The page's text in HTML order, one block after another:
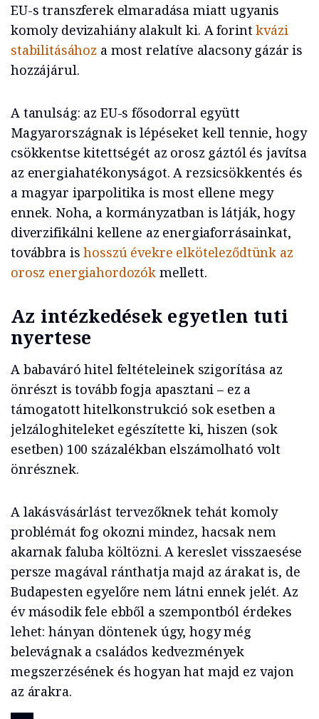
EU-s transzferek elmaradása miatt ugyanis
komoly devizahiány alakult ki. A forintkvázi
stabilitásához a most relatíve alacsony gázár is
hozzájárul.
A tanulság: az EU-s fősodorral együtt
Magyarországnak is lépéseket kell tennie, hogy
csökkentse kitettségét az orosz gáztól és javítsa
az energiahatékonyságot. A rezsicsökkentés és
a magyar iparpolitika is most ellene megy
ennek. Noha, a kormányzatban is látják, hogy
diverzifikálni kellene az energiaforrásainkat,
továbbra ishosszú évekre elköteleződtünk az
orosz energiahordozókmellett.
Az intézkedések egyetlen tuti
nyertese
A babaváró hitel feltételeinek szigorítása az
önrészt is tovább fogja apasztani – ez a
támogatott hitelkonstrukció sok esetben a
jelzáloghiteleket egészítette ki, hiszen (sok
esetben) 100 százalékban elszámolható volt
önrésznek.
A lakásvásárlást tervezőknek tehát komoly
problémát fog okozni mindez, hacsak nem
akarnak faluba költözni. A kereslet visszaesése
persze magával ránthatja majd az árakat is, de
Budapesten egyelőre nem látni ennek jelét. Az
év második fele ebből a szempontból érdekes
lehet: hányan döntenek úgy, hogy még
belevágnak a családos kedvezmények
megszerzésének és hogyan hat majd ez vajon
az árakra.